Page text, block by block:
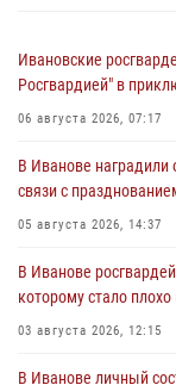
Ивановские
Росгвардией" в
06 августа 2026, 07:17
В Иванове наградили
связи с
05 августа 2026, 14:37
В Иванове
которому стало
03 августа 2026, 12:15
В Иванове личный